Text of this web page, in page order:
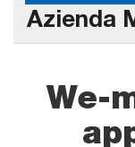
Azienda
We-